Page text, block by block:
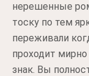
нерешенные
тоску по тем
переживали
проходит
знак. Вы